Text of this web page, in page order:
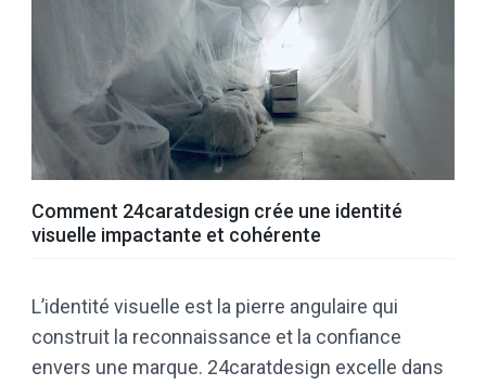
Comment 24caratdesign crée une identité
visuelle impactante et cohérente
L’identité visuelle est la pierre angulaire qui
construit la reconnaissance et la confiance
envers une marque. 24caratdesign excelle dans